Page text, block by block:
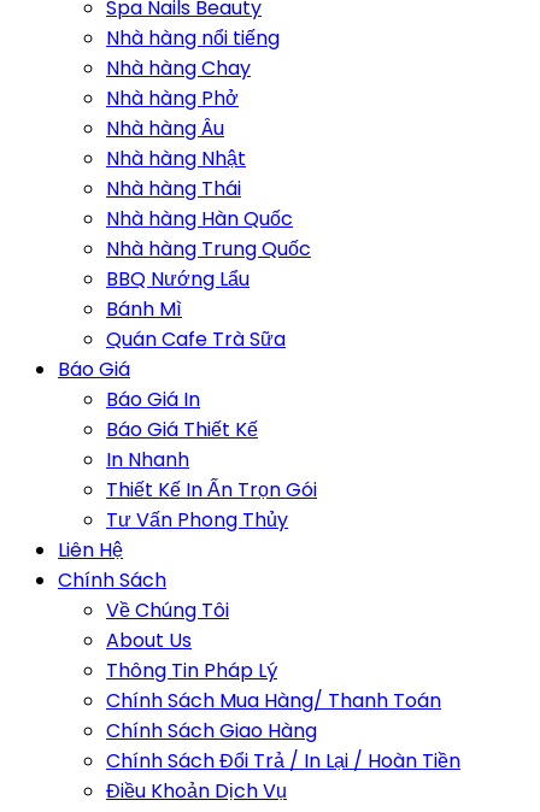
Spa Nails Beauty
Nhà hàng nổi tiếng
Nhà hàng Chay
Nhà hàng Phở
Nhà hàng Âu
Nhà hàng Nhật
Nhà hàng Thái
Nhà hàng Hàn Quốc
Nhà hàng Trung Quốc
BBQ Nướng Lẩu
Bánh Mì
Quán Cafe Trà Sữa
Báo Giá
Báo Giá In
Báo Giá Thiết Kế
In Nhanh
Thiết Kế In Ấn Trọn Gói
Tư Vấn Phong Thủy
Liên Hệ
Chính Sách
Về Chúng Tôi
About Us
Thông Tin Pháp Lý
Chính Sách Mua Hàng/ Thanh Toán
Chính Sách Giao Hàng
Chính Sách Đổi Trả / In Lại / Hoàn Tiền
Điều Khoản Dịch Vụ